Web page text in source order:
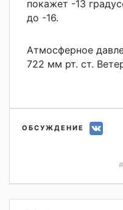
покажет -13
до -16.
Атмосферное
722 мм рт. ст.
ОБСУЖДЕНИЕ